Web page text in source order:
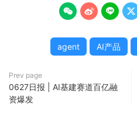
   
agent AI产品
Prev page
0627日报 | AI基建赛道百亿融
资爆发